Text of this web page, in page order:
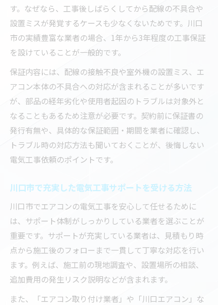
す。なぜなら、工事後しばらくしてから配線の不具合や
設置ミスが発覚するケースも少なくないためです。川口
市の実績豊富な業者の場合、1年から3年程度の工事保証
を設けていることが一般的です。
保証内容には、配線の接触不良や室外機の設置ミス、エ
アコン本体の不具合への対応が含まれることが多いです
が、部品の経年劣化や使用者起因のトラブルは対象外と
なることもあるため注意が必要です。契約前に保証書の
発行有無や、具体的な保証範囲・期間を業者に確認し、
トラブル時の対応方法も聞いておくことが、後悔しない
電気工事依頼のポイントです。
川口市で充実した電気工事サポートを受ける方法
川口市でエアコンの電気工事を安心して任せるために
は、サポート体制がしっかりしている業者を選ぶことが
重要です。サポートが充実している業者は、見積もり時
点から施工後のフォローまで一貫して丁寧な対応を行い
ます。例えば、施工前の現地調査や、設置場所の相談、
追加費用の発生リスク説明などが含まれます。
また、「エアコン取り付け業者」や「川口エアコン」な